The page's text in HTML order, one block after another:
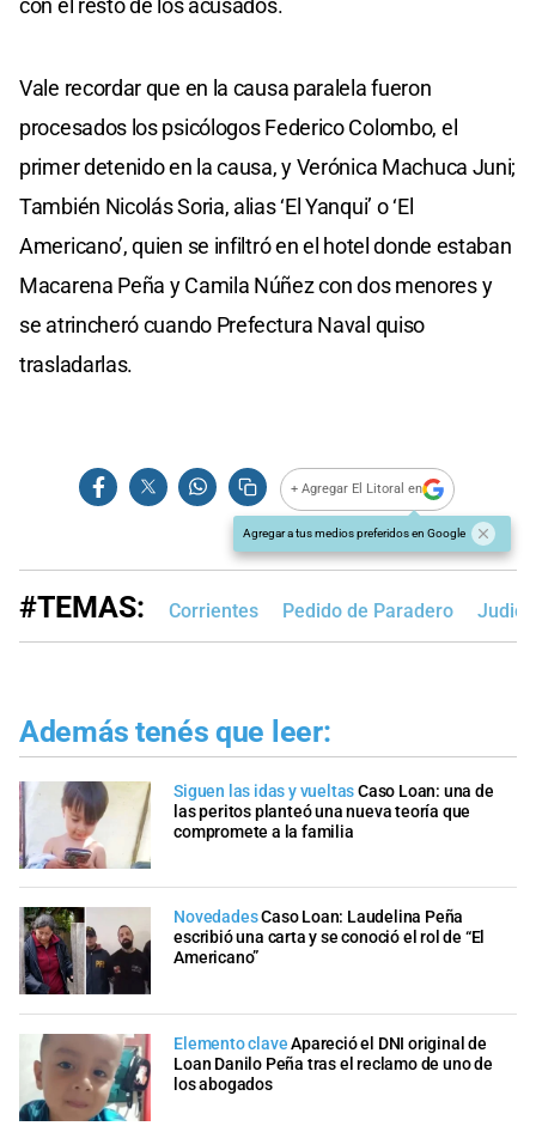
con el resto de los acusados.
Vale recordar que en la causa paralela fueron
procesados los psicólogos Federico Colombo, el
primer detenido en la causa, y Verónica Machuca Juni;
También Nicolás Soria, alias ‘El Yanqui’ o ‘El
Americano’, quien se infiltró en el hotel donde estaban
Macarena Peña y Camila Núñez con dos menores y
se atrincheró cuando Prefectura Naval quiso
trasladarlas.
+ Agregar El Litoral en
Agregar a tus medios preferidos en Google
#TEMAS: Corrientes Pedido de Paradero
Además tenés que leer:
Siguen las idas y vueltasCaso Loan: una de
las peritos planteó una nueva teoría que
compromete a la familia
NovedadesCaso Loan: Laudelina Peña
escribió una carta y se conoció el rol de “El
Americano”
Elemento claveApareció el DNI original de
Loan Danilo Peña tras el reclamo de uno de
los abogados